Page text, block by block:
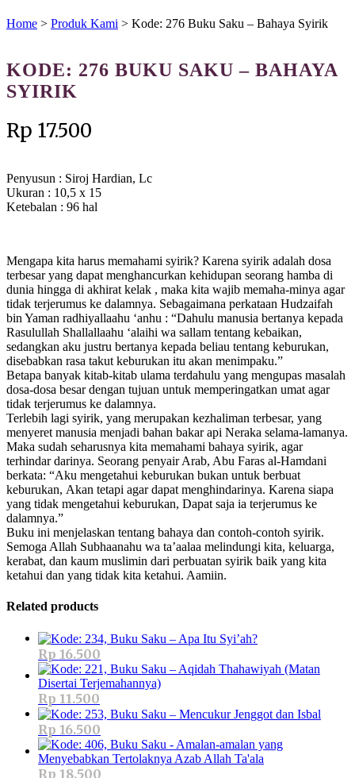
Home > Produk Kami > Kode: 276 Buku Saku – Bahaya Syirik
KODE: 276 BUKU SAKU – BAHAYA
SYIRIK
Rp 17.500
Penyusun : Siroj Hardian, Lc
Ukuran : 10,5 x 15
Ketebalan : 96 hal
Mengapa kita harus memahami syirik? Karena syirik adalah dosa
terbesar yang dapat menghancurkan kehidupan seorang hamba di
dunia hingga di akhirat kelak , maka kita wajib memaha-minya agar
tidak terjerumus ke dalamnya. Sebagaimana perkataan Hudzaifah
bin Yaman radhiyallaahu ‘anhu : “Dahulu manusia bertanya kepada
Rasulullah Shallallaahu ‘alaihi wa sallam tentang kebaikan,
sedangkan aku justru bertanya kepada beliau tentang keburukan,
disebabkan rasa takut keburukan itu akan menimpaku.”
Betapa banyak kitab-kitab ulama terdahulu yang mengupas masalah
dosa-dosa besar dengan tujuan untuk memperingatkan umat agar
tidak terjerumus ke dalamnya.
Terlebih lagi syirik, yang merupakan kezhaliman terbesar, yang
menyeret manusia menjadi bahan bakar api Neraka selama-lamanya.
Maka sudah seharusnya kita memahami bahaya syirik, agar
terhindar darinya. Seorang penyair Arab, Abu Faras al-Hamdani
berkata: “Aku mengetahui keburukan bukan untuk berbuat
keburukan, Akan tetapi agar dapat menghindarinya. Karena siapa
yang tidak mengetahui keburukan, Dapat saja ia terjerumus ke
dalamnya.”
Buku ini menjelaskan tentang bahaya dan contoh-contoh syirik.
Semoga Allah Subhaanahu wa ta’aalaa melindungi kita, keluarga,
kerabat, dan kaum muslimin dari perbuatan syirik baik yang kita
ketahui dan yang tidak kita ketahui. Aamiin.
Related products
Rp 16.500
Rp 11.500
Rp 16.500
Rp 18.500